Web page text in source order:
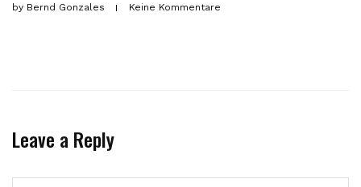
by Bernd Gonzales Keine Kommentare
Leave a Reply